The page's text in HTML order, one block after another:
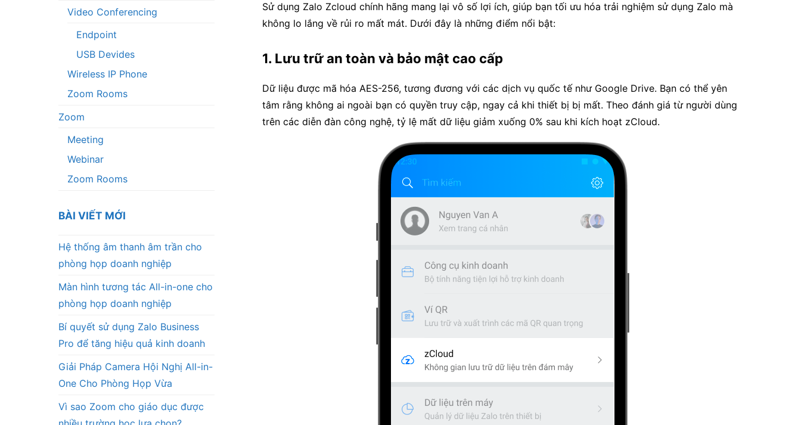
Sử dụng Zalo Zcloud chính hãng mang lại vô số lợi ích, giúp bạn tối ưu hóa trải nghiệm sử dụng Zalo mà
không lo lắng về rủi ro mất mát. Dưới đây là những điểm nổi bật:
1. Lưu trữ an toàn và bảo mật cao cấp
Dữ liệu được mã hóa AES-256, tương đương với các dịch vụ quốc tế như Google Drive. Bạn có thể yên
tâm rằng không ai ngoài bạn có quyền truy cập, ngay cả khi thiết bị bị mất. Theo đánh giá từ người dùng
trên các diễn đàn công nghệ, tỷ lệ mất dữ liệu giảm xuống 0% sau khi kích hoạt zCloud.
Video Conferencing
Endpoint
USB Devides
Wireless IP Phone
Zoom Rooms
Zoom
Meeting
Webinar
Zoom Rooms
BÀI VIẾT MỚI
Hệ thống âm thanh âm trần cho
phòng họp doanh nghiệp
Màn hình tương tác All-in-one cho
phòng họp doanh nghiệp
Bí quyết sử dụng Zalo Business
Pro để tăng hiệu quả kinh doanh
Giải Pháp Camera Hội Nghị All-in-
One Cho Phòng Họp Vừa
Vì sao Zoom cho giáo dục được